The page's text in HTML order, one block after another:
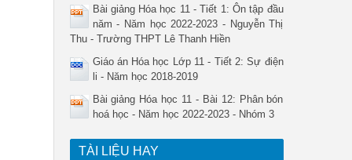
Bài giảng Hóa học 11 - Tiết 1: Ôn tập đầu
năm - Năm học 2022-2023 - Nguyễn Thị
Thu - Trường THPT Lê Thanh Hiền
Giáo án Hóa học Lớp 11 - Tiết 2: Sự điện
li - Năm học 2018-2019
Bài giảng Hóa học 11 - Bài 12: Phân bón
hoá học - Năm học 2022-2023 - Nhóm 3
TÀI LIỆU HAY